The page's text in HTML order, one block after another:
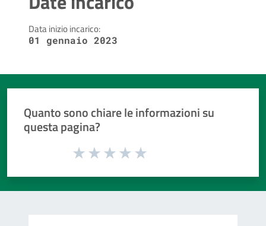
Data inizio incarico:
01 gennaio 2023
Quanto sono chiare le informazioni su
questa pagina?
Valuta da 1 a 5 stelle la pagina